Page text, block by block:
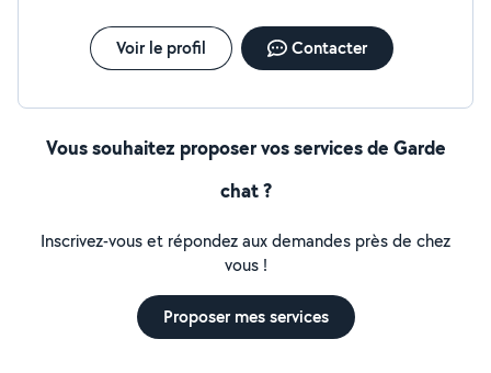
Voir le profil Contacter
Vous souhaitez proposer vos services de Garde
chat ?
Inscrivez-vous et répondez aux demandes près de chez
vous !
Proposer mes services